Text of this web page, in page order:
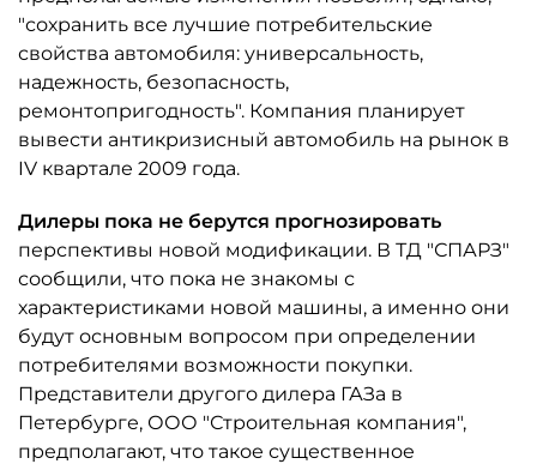
"сохранить все лучшие потребительские
свойства автомобиля: универсальность,
надежность, безопасность,
ремонтопригодность". Компания планирует
вывести антикризисный автомобиль на рынок в
IV квартале 2009 года.
Дилеры пока не берутся прогнозировать
перспективы новой модификации. В ТД "СПАРЗ"
сообщили, что пока не знакомы с
характеристиками новой машины, а именно они
будут основным вопросом при определении
потребителями возможности покупки.
Представители другого дилера ГАЗа в
Петербурге, ООО "Строительная компания",
предполагают, что такое существенное